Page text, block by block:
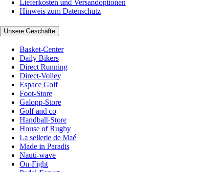
Lieferkosten und Versandoptionen
Hinweis zum Datenschutz
Unsere Geschäfte
Basket-Center
Daily Bikers
Direct Running
Direct-Volley
Espace Golf
Foot-Store
Galopp-Store
Golf and co
Handball-Store
House of Rugby
La sellerie de Maé
Made in Paradis
Nauti-wave
On-Fight